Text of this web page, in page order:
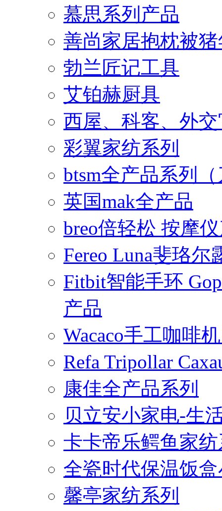
慕思系列产品
善尚家居抱枕被
勃兰匠记工具
艾铂赫厨具
西屋、科客、外
彩翼家纺系列
btsm全产品系列
英国mak全产品
breo倍轻松 按摩
Fereo Luna斐珞
Fitbit智能手环
产品
Wacaco手工咖啡
Refa Tripollar
康佳全产品系列
贝立安小家电-生
卡卡帝乐鳄鱼家
全瓷时代保温饭
馨亭家纺系列